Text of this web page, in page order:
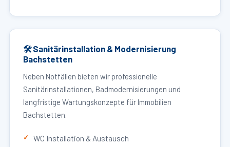
🛠 Sanitärinstallation & Modernisierung
Bachstetten
Neben Notfällen bieten wir professionelle
Sanitärinstallationen, Badmodernisierungen und
langfristige Wartungskonzepte für Immobilien
Bachstetten.
WC Installation & Austausch